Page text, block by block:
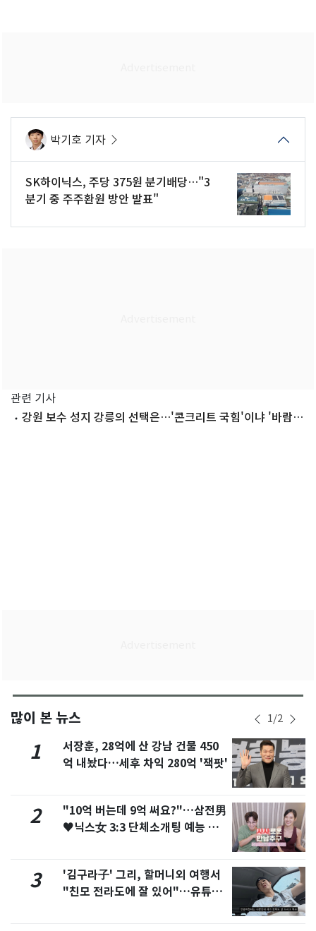
박기호 기자
SK하이닉스, 주당 375원 분기배당…"3
분기 중 주주환원 방안 발표"
관련 기사
강원 보수 성지 강릉의 선택은…'콘크리트 국힘'이냐 '바람
많이 본 뉴스 1/2
1
서장훈, 28억에 산 강남 건물 450
억 내놨다…세후 차익 280억 '잭팟'
2
"10억 버는데 9억 써요?"…삼전男
♥닉스女 3:3 단체소개팅 예능 화
3
'김구라子' 그리, 할머니외 여행서
"친모 전라도에 잘 있어"…유튜브